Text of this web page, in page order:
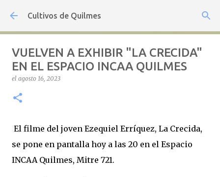
Ir al contenido principal
Cultivos de Quilmes
VUELVEN A EXHIBIR "LA CRECIDA"
EN EL ESPACIO INCAA QUILMES
el agosto 16, 2023
El filme del joven Ezequiel Erríquez, La Crecida,
se pone en pantalla hoy a las 20 en el Espacio
INCAA Quilmes, Mitre 721.